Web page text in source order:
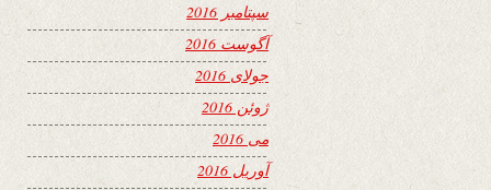
سپتامبر 2016
آگوست 2016
جولای 2016
ژوئن 2016
می 2016
آوریل 2016